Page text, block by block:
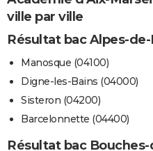
ville par ville
Résultat bac Alpes-
Manosque (04100)
Digne-les-Bains (04000)
Sisteron (04200)
Barcelonnette (04400)
Résultat bac